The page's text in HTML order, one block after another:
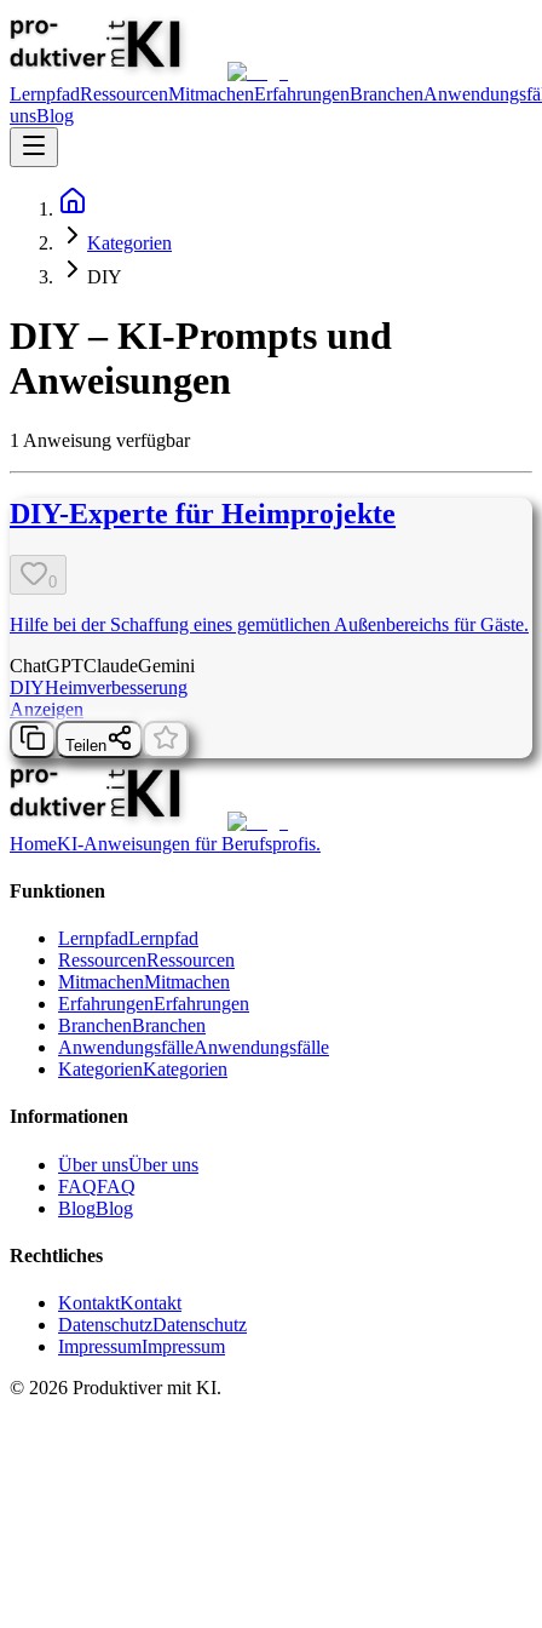
LernpfadRessourcenMitmachenErfahrungenBranchen
unsBlog
Kategorien
DIY
DIY– KI-Prompts und
Anweisungen
1 Anweisung verfügbar
DIY-Experte für Heimprojekte
0
Hilfe bei der Schaffung eines gemütlichen Außenbereichs für Gäste.
ChatGPTClaudeGemini
DIYHeimverbesserung
Anzeigen
Teilen
HomeKI-Anweisungen für Berufsprofis.
Funktionen
LernpfadLernpfad
RessourcenRessourcen
MitmachenMitmachen
ErfahrungenErfahrungen
BranchenBranchen
AnwendungsfälleAnwendungsfälle
KategorienKategorien
Informationen
Über unsÜber uns
FAQFAQ
BlogBlog
Rechtliches
KontaktKontakt
DatenschutzDatenschutz
ImpressumImpressum
© 2026 Produktiver mit KI.